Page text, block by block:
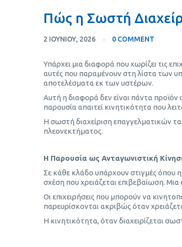
Πώς η Σωστή
2 ΙΟΥΝΊΟΥ, 2026 0 COMMENT
Υπάρχει μια διαφορά που χωρίζει τις
αυτές που παραμένουν στη λίστα των
αποτελέσματα εκ των υστέρων.
Αυτή η διαφορά δεν είναι πάντα προϊόν
παρουσία απαιτεί κινητικότητα που
Η σωστή διαχείριση επαγγελματικών
πλεονεκτήματος.
Η Παρουσία ως Ανταγωνιστική
Σε κάθε κλάδο υπάρχουν στιγμές όπου
σχέση που χρειάζεται επιβεβαίωση. Μια
Οι επιχειρήσεις που μπορούν να
παρευρίσκονται ακριβώς όταν
Η κινητικότητα, όταν διαχειρίζεται